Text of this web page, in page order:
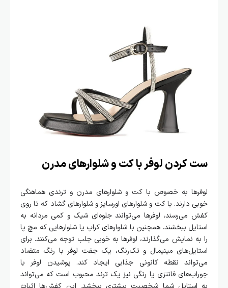
ست کردن لوفر با کت و شلوارهای مدرن
لوفرها به خصوص با کت و شلوارهای مدرن و ترندی هماهنگی
خوبی دارند. با کت و شلوارهای اورسایز و شلوارهای گشاد که تا روی
کفش می‌رسند، لوفرها می‌توانند جلوه‌ای شیک و کمی مردانه به
استایل ببخشند. همچنین با شلوارهای کراپ یا شلوارهایی که مچ پا
را به نمایش می‌گذارند، لوفرها به خوبی جلب توجه می‌کنند. برای
استایل‌های مینیمال و تک‌رنگ، یک جفت لوفر با رنگ متضاد
می‌تواند نقطه کانونی جذابی ایجاد کند. پوشیدن لوفر با
جوراب‌های فانتزی یا رنگی نیز یک ترند محبوب است که می‌تواند